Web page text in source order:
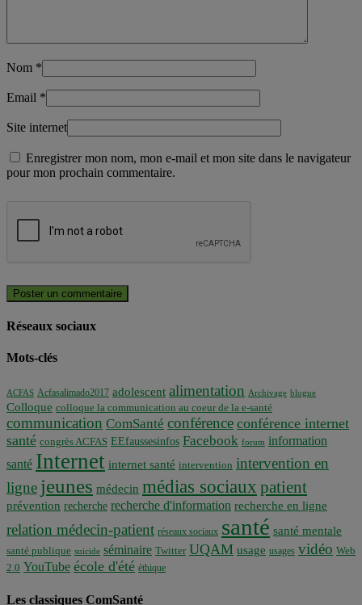
Nom *
Email *
Site internet
Enregistrer mon nom, mon e-mail et mon site dans le navigateur
pour mon prochain commentaire.
Réseaux sociaux
Mots-clés
ACFAS Acfasalimado2017 adolescent alimentation Archivage blogue
Colloque colloque la communication au coeur de la e-santé
communication ComSanté conférence conférence internet
santé congrès ACFAS EEfaussesinfos Facebook forum information
santé Internet internet santé intervention intervention en
ligne jeunes médecin médias sociaux patient
prévention recherche recherche d'information recherche en ligne
relation médecin-patient réseaux sociaux santé santé mentale
santé publique suicide séminaire Twitter UQAM usage usages vidéo Web
2.0 YouTube école d'été éthique
Les classiques ComSanté